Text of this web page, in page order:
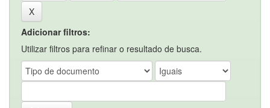
Adicionar filtros:
Utilizar filtros para refinar o resultado de busca.